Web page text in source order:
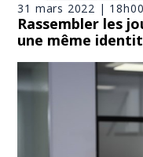
31 mars 2022 | 18h00
Rassembler les
une même